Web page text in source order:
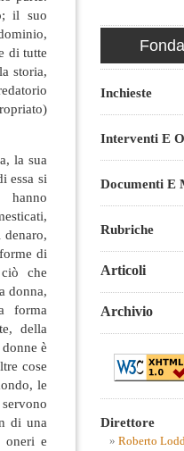
il suo
di tutte
storia,
la sua
essa si
di
che
donna,
forma
della
è
cose
le
di una
oneri e
Inchieste
Interventi E
Documenti E
Rubriche
Articoli
Archivio
Direttore
Roberto